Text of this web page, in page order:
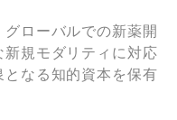
ローバルでの新薬開
規モダリティに対応
なる知的資本を保有